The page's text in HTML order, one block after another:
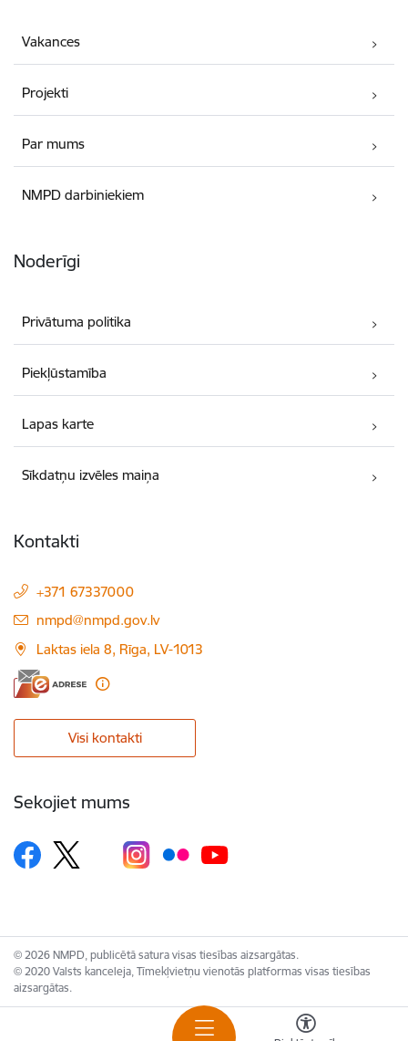
Vakances
Projekti
Par mums
NMPD darbiniekiem
Noderīgi
Privātuma politika
Piekļūstamība
Lapas karte
Sīkdatņu izvēles maiņa
Kontakti
+371 67337000
E-pasts:
nmpd@nmpd.gov.lv
Laktas iela 8, Rīga, LV-1013
Visi kontakti
Sekojiet mums
© 2026 NMPD, publicētā satura visas tiesības aizsargātas.
© 2020 Valsts kanceleja, Tīmekļvietņu vienotās platformas visas tiesības
aizsargātas.